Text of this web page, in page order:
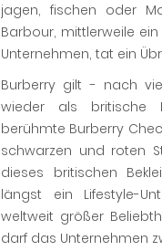
jagen, fischen oder
Barbour, mittlerweile
Unternehmen, tat ein
Burberry gilt - nach
wieder als britische
berühmte Burberry
schwarzen und roten
dieses britischen
längst ein Lifestyle-
weltweit größer
darf das Unternehmen